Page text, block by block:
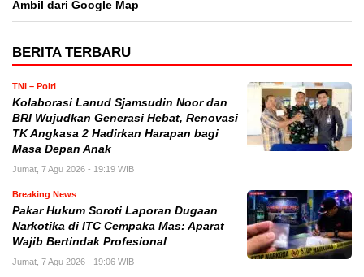
Ambil dari Google Map
BERITA TERBARU
TNI – Polri
Kolaborasi Lanud Sjamsudin Noor dan
BRI Wujudkan Generasi Hebat, Renovasi
TK Angkasa 2 Hadirkan Harapan bagi
Masa Depan Anak
Jumat, 7 Agu 2026 - 19:19 WIB
Breaking News
Pakar Hukum Soroti Laporan Dugaan
Narkotika di ITC Cempaka Mas: Aparat
Wajib Bertindak Profesional
Jumat, 7 Agu 2026 - 19:06 WIB